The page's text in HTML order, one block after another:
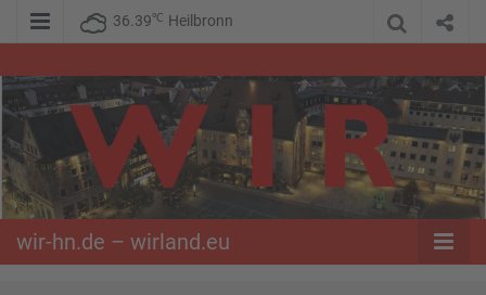
36.39℃ Heilbronn
wir-hn.de –
wirland.eu
wir-hn.de – wirland.eu